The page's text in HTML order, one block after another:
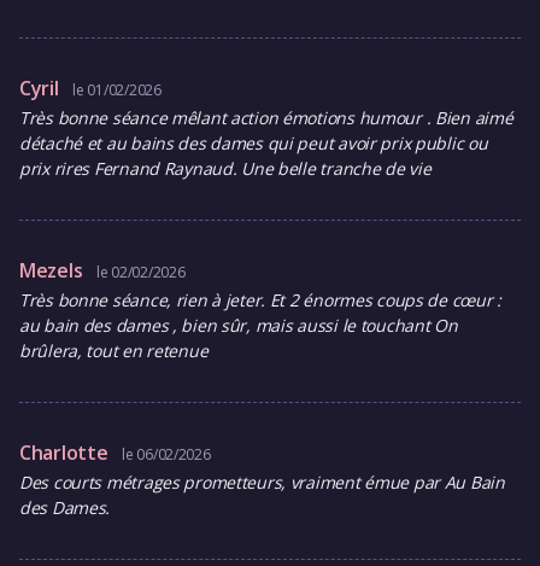
Cyril le 01/02/2026
Très bonne séance mêlant action émotions humour . Bien aimé
détaché et au bains des dames qui peut avoir prix public ou
prix rires Fernand Raynaud. Une belle tranche de vie
Mezels le 02/02/2026
Très bonne séance, rien à jeter. Et 2 énormes coups de cœur :
au bain des dames , bien sûr, mais aussi le touchant On
brûlera, tout en retenue
Charlotte le 06/02/2026
Des courts métrages prometteurs, vraiment émue par Au Bain
des Dames.